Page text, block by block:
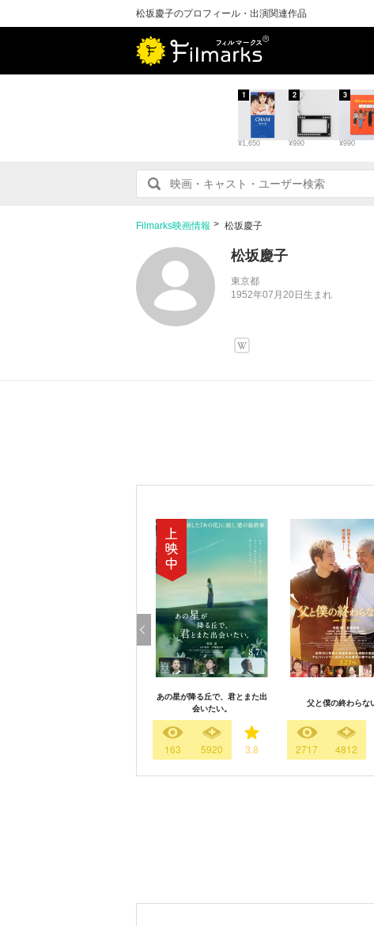
松坂慶子のプロフィール・出演関連作品
¥1,650
1
¥990
2
¥990
3
Filmarks映画情報 松坂慶子
松坂慶子
東京都
1952年07月20日生まれ
あの星が降る丘で、君とまた出
会いたい。
163 5920 3.8
父と僕の終わらな
2717 4812